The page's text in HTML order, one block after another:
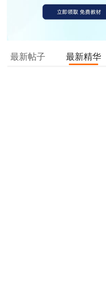
最新帖子 最新精华